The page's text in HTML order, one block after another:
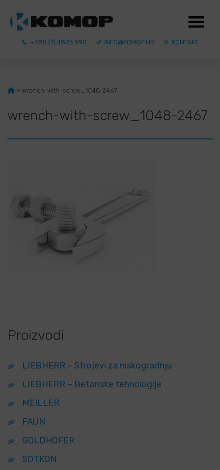
+385 (1) 4825 990 INFO@KOMOP.HR KONTAKT
» wrench-with-screw_1048-2467
wrench-with-screw_1048-2467
Proizvodi
LIEBHERR – Strojevi za niskogradnju
LIEBHERR – Betonske tehnologije
MEILLER
FAUN
GOLDHOFER
SOTKON